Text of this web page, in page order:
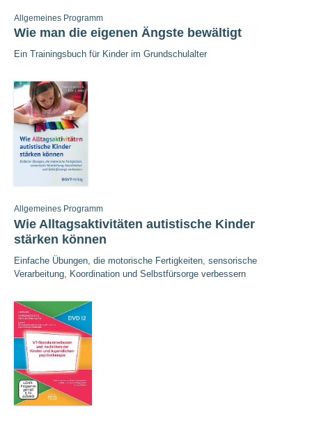
Allgemeines Programm
Wie man die eigenen Ängste bewältigt
Ein Trainingsbuch für Kinder im Grundschulalter
Allgemeines Programm
Wie Alltagsaktivitäten autistische Kinder
stärken können
Einfache Übungen, die motorische Fertigkeiten, sensorische
Verarbeitung, Koordination und Selbstfürsorge verbessern